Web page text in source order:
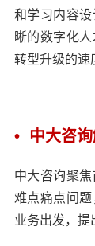
和学习内容
晰的数字化
转型升级的速
• 中大咨
中大咨询聚
难点痛点问
业务出发，提